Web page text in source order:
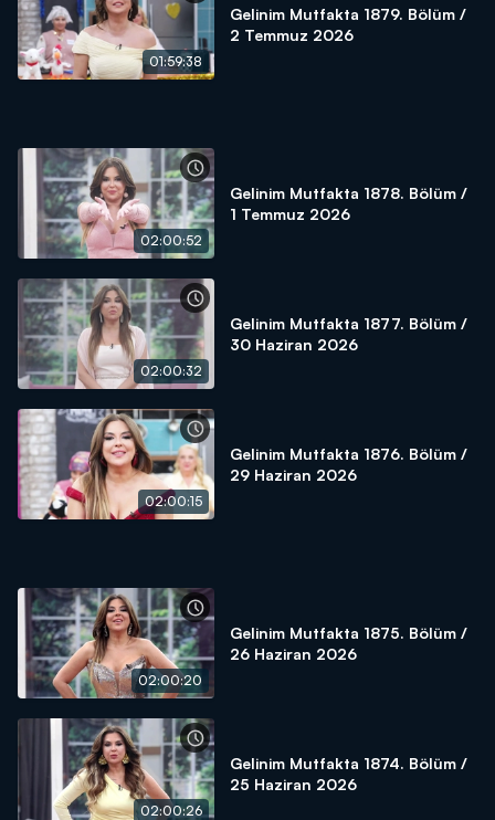
01:59:38
Gelinim Mutfakta 1879. Bölüm /
2 Temmuz 2026
02:00:52
Gelinim Mutfakta 1878. Bölüm /
1 Temmuz 2026
02:00:32
Gelinim Mutfakta 1877. Bölüm /
30 Haziran 2026
02:00:15
Gelinim Mutfakta 1876. Bölüm /
29 Haziran 2026
02:00:20
Gelinim Mutfakta 1875. Bölüm /
26 Haziran 2026
02:00:26
Gelinim Mutfakta 1874. Bölüm /
25 Haziran 2026